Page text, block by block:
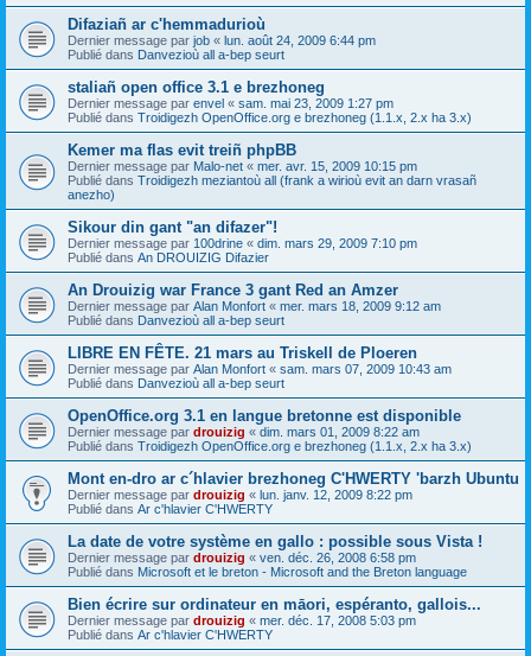
Difaziañ ar c'hemmadurioù
Dernier message par job « lun. août 24, 2009 6:44 pm
Publié dans Danvezioù all a-bep seurt
staliañ open office 3.1 e brezhoneg
Dernier message par envel « sam. mai 23, 2009 1:27 pm
Publié dans Troidigezh OpenOffice.org e brezhoneg (1.1.x, 2.x ha 3.x)
Kemer ma flas evit treiñ phpBB
Dernier message par Malo-net « mer. avr. 15, 2009 10:15 pm
Publié dans Troidigezh meziantoù all (frank a wirioù evit an darn vrasañ
anezho)
Sikour din gant "an difazer"!
Dernier message par 100drine « dim. mars 29, 2009 7:10 pm
Publié dans An DROUIZIG Difazier
An Drouizig war France 3 gant Red an Amzer
Dernier message par Alan Monfort « mer. mars 18, 2009 9:12 am
Publié dans Danvezioù all a-bep seurt
LIBRE EN FÊTE. 21 mars au Triskell de Ploeren
Dernier message par Alan Monfort « sam. mars 07, 2009 10:43 am
Publié dans Danvezioù all a-bep seurt
OpenOffice.org 3.1 en langue bretonne est disponible
Dernier message par drouizig « dim. mars 01, 2009 8:22 am
Publié dans Troidigezh OpenOffice.org e brezhoneg (1.1.x, 2.x ha 3.x)
Mont en-dro ar c´hlavier brezhoneg C'HWERTY 'barzh Ubuntu
Dernier message par drouizig « lun. janv. 12, 2009 8:22 pm
Publié dans Ar c'hlavier C'HWERTY
La date de votre système en gallo : possible sous Vista !
Dernier message par drouizig « ven. déc. 26, 2008 6:58 pm
Publié dans Microsoft et le breton - Microsoft and the Breton language
Bien écrire sur ordinateur en māori, espéranto, gallois...
Dernier message par drouizig « mer. déc. 17, 2008 5:03 pm
Publié dans Ar c'hlavier C'HWERTY